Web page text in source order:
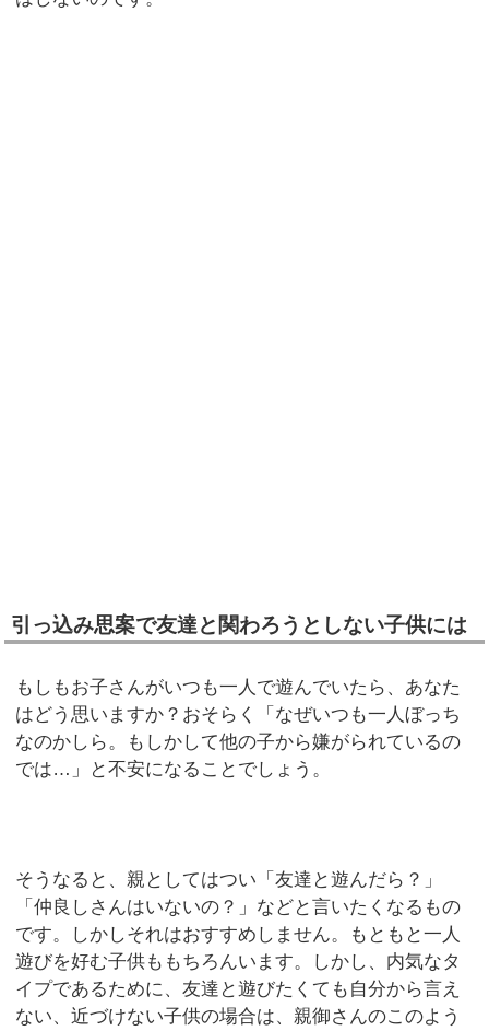
引っ込み思案で友達と関わろうとしない子供には
もしもお子さんがいつも一人で遊んでいたら、あなた
はどう思いますか？おそらく「なぜいつも一人ぼっち
なのかしら。もしかして他の子から嫌がられているの
では…」と不安になることでしょう。
そうなると、親としてはつい「友達と遊んだら？」
「仲良しさんはいないの？」などと言いたくなるもの
です。しかしそれはおすすめしません。もともと一人
遊びを好む子供ももちろんいます。しかし、内気なタ
イプであるために、友達と遊びたくても自分から言え
ない、近づけない子供の場合は、親御さんのこのよう